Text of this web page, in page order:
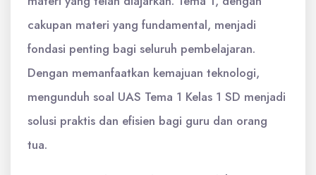
cakupan materi yang fundamental, menjadi
fondasi penting bagi seluruh pembelajaran.
Dengan memanfaatkan kemajuan teknologi,
mengunduh soal UAS Tema 1 Kelas 1 SD menjadi
solusi praktis dan efisien bagi guru dan orang
tua.